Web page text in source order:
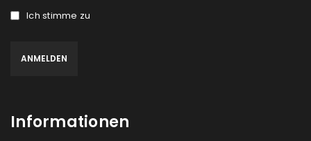
Ich stimme zu
Informationen